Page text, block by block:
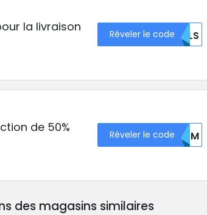
la livraison
Réveler le code RULS
de 50%
Réveler le codeQULM
des magasins similaires